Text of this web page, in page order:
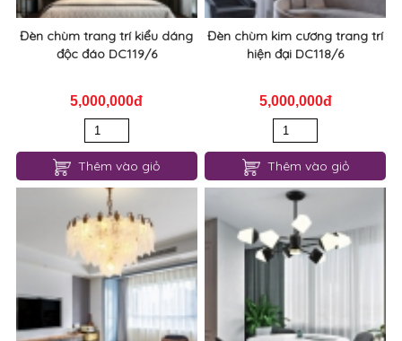
Đèn chùm trang trí kiểu dáng
độc đáo DC119/6
5,000,000đ
Thêm vào giỏ
Đèn chùm kim cương trang trí
hiện đại DC118/6
5,000,000đ
Thêm vào giỏ